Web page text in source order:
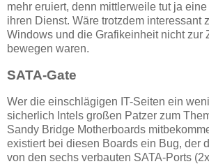
mehr eruiert, denn mittlerweile tut ja
ihren Dienst. Wäre trotzdem interessant
Windows und die Grafikeinheit nicht zur
bewegen waren.
SATA-Gate
Wer die einschlägigen IT-Seiten ein
sicherlich Intels großen Patzer zum
Sandy Bridge Motherboards
existiert bei diesen Boards ein Bug, der
von den sechs verbauten SATA-Ports